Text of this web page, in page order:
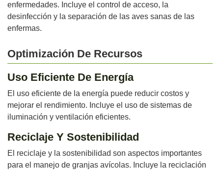
enfermedades. Incluye el control de acceso, la
desinfección y la separación de las aves sanas de las
enfermas.
Optimización De Recursos
Uso Eficiente De Energía
El uso eficiente de la energía puede reducir costos y
mejorar el rendimiento. Incluye el uso de sistemas de
iluminación y ventilación eficientes.
Reciclaje Y Sostenibilidad
El reciclaje y la sostenibilidad son aspectos importantes
para el manejo de granjas avícolas. Incluye la reciclación